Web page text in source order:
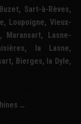
Sart-à-Rèves,
Loupoigne, Vieux-
Maransart, Lasne-
la Lasne,
Bierges, la Dyle,
…